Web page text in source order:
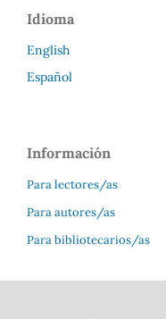
Idioma
English
Español
Información
Para lectores/as
Para autores/as
Para bibliotecarios/as